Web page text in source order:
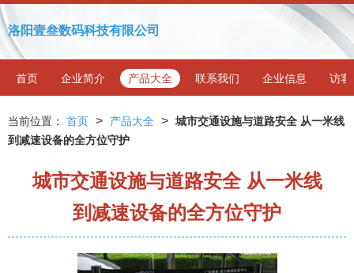
洛阳壹叁数码科技有限公司
首页 企业简介 产品大全 联系我们 企业信息 访客
当前位置： 首页 > 产品大全 > 城市交通设施与道路安全 从一米线
到减速设备的全方位守护
城市交通设施与道路安全 从一米线
到减速设备的全方位守护